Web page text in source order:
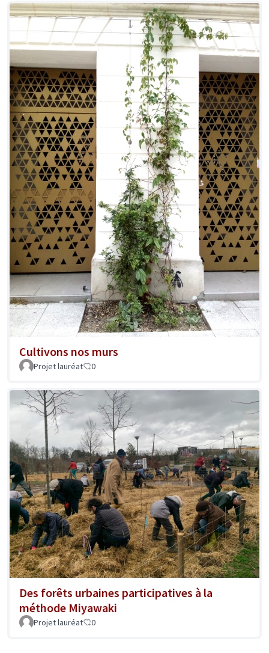
Cultivons nos murs
Projet lauréat 0
Des forêts urbaines participatives à la
méthode Miyawaki
Projet lauréat 0